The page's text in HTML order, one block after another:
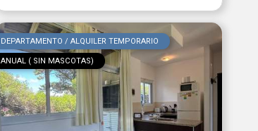
DEPARTAMENTO / ALQUILER TEMPORARIO
ANUAL ( SIN MASCOTAS)